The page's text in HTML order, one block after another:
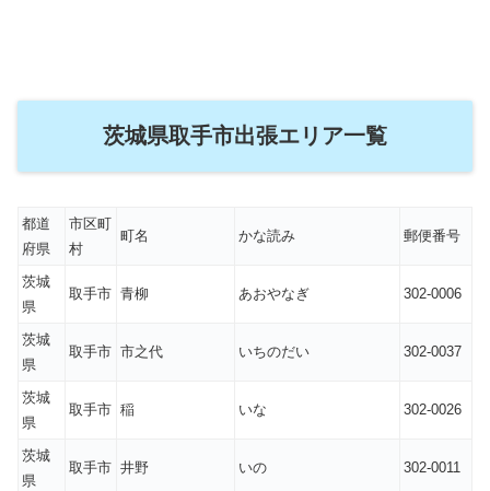
茨城県取手市出張エリア一覧
都道
府県
市区町
村
町名 かな読み 郵便番号
茨城
県
取手市 青柳 あおやなぎ 302-0006
茨城
県
取手市 市之代 いちのだい 302-0037
茨城
県
取手市 稲 いな 302-0026
茨城
県
取手市 井野 いの 302-0011